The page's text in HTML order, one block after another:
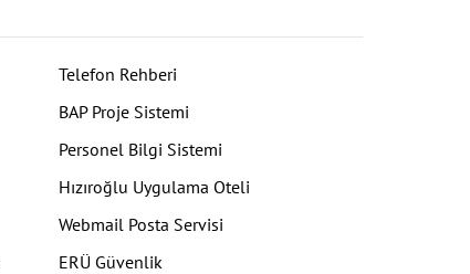
Telefon Rehberi
BAP Proje Sistemi
Personel Bilgi Sistemi
Hızıroğlu Uygulama Oteli
Webmail Posta Servisi
ERÜ Güvenlik